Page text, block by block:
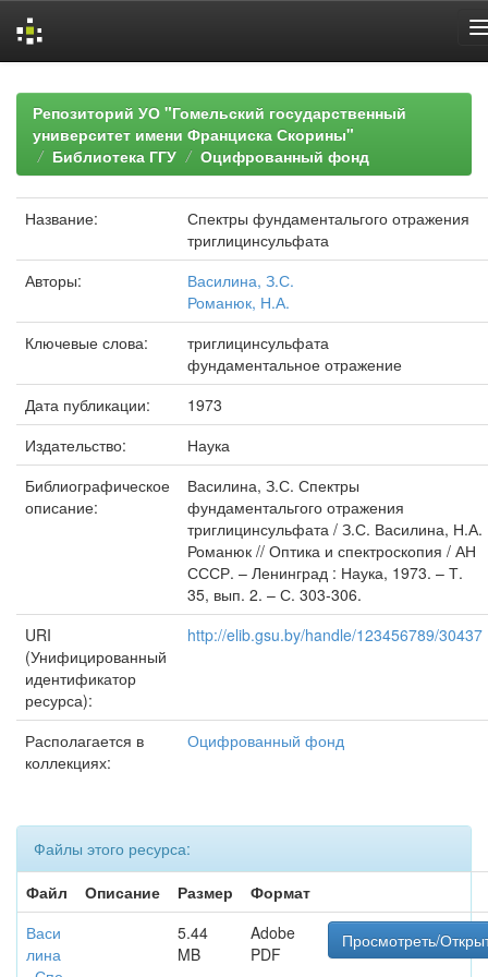
navigationРепозиторий УО "Гомельский государственный
университет имени Франциска Скорины"
Библиотека ГГУ
Оцифрованный фонд
Название:
Спектры фундаментальгого отражения
триглицинсульфата
Авторы:
Василина, З.С.
Романюк, Н.А.
Ключевые слова:
триглицинсульфата
фундаментальное отражение
Дата публикации:
1973
Издательство:
Наука
Библиографическое
описание:
Василина, З.С. Спектры
фундаментальгого отражения
триглицинсульфата / З.С. Василина, Н.А.
Романюк // Оптика и спектроскопия / АН
СССР. – Ленинград : Наука, 1973. – Т.
35, вып. 2. – С. 303-306.
URI
(Унифицированный
идентификатор
ресурса):
http://elib.gsu.by/handle/123456789/30437
Располагается в
коллекциях:
Оцифрованный фонд
Файлы этого ресурса:
Файл
Описание Размер
Формат
Васи
лина
5.44
MB
Adobe
PDF
Просмотреть/